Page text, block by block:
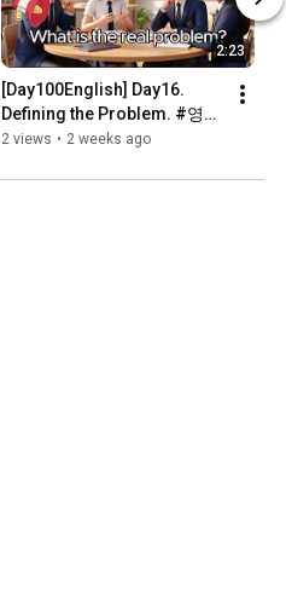
2:23
[Day100English] Day16.
Defining the Problem. #영어
회화 #국제교류
트
2 views • 2 weeks ago